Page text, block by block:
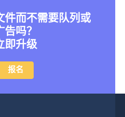
件而不需要队列或
告吗？
即升级
报名